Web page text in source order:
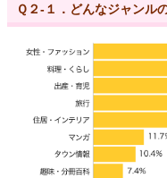
Ｑ２-１．どんなジャンル